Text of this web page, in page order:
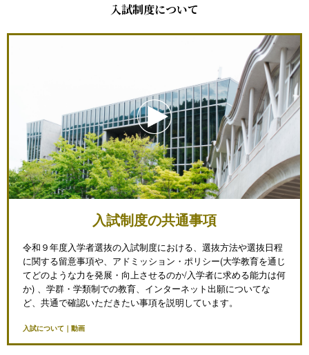
入試制度について
入試制度の共通事項
令和９年度入学者選抜の入試制度における、選抜方法や選抜日程
に関する留意事項や、アドミッション・ポリシー(大学教育を通じ
てどのような力を発展・向上させるのか/入学者に求める能力は何
か) 、学群・学類制での教育、インターネット出願についてな
ど、共通で確認いただきたい事項を説明しています。
入試について｜動画